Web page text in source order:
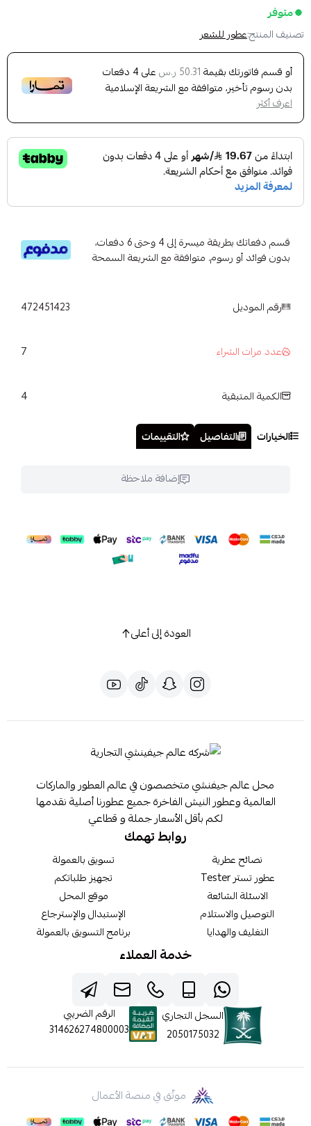
متوفر
تصنيف المنتج:عطور للشعر
أو قسم فاتورتك بقيمة 50.31 ر.س على4 دفعات
بدون رسوم تأخير، متوافقة مع الشريعة الإسلامية
اعرف أكثر
قسم دفعاتك بطريقة ميسرة إلى 4 وحتى 6 دفعات،
بدون فوائد أو رسوم. متوافقة مع الشريعة السمحة
رقم الموديل 472451423
عدد مرات الشراء 7
الكمية المتبقية 4
الخيارات التفاصيل التقييمات
إضافة ملاحظة
العودة إلى أعلى
محل عالم جيفنشي متخصصون في عالم العطور والماركات
العالمية وعطور النيش الفاخرة جميع عطورنا أصلية نقدمها
لكم بأقل الأسعار جملة و قطاعي
روابط تهمك
نصائح عطرية
عطور تستر Tester
الاسئلة الشائعة
التوصيل والاستلام
التغليف والهدايا
تسويق بالعمولة
تجهيز طلباتكم
موقع المحل
الإستبدال والإسترجاع
برنامج التسويق بالعمولة
خدمة العملاء
السجل التجاري
2050175032
الرقم الضريبي
314626274800003
موثّق في منصة الأعمال